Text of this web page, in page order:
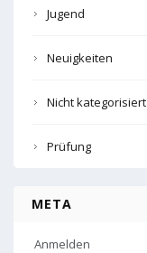
Jugend
Neuigkeiten
Nicht kategorisiert
Prüfung
META
Anmelden